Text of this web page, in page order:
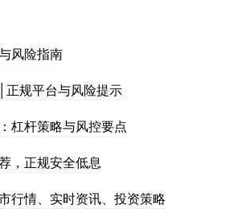
风险指南
正规平台与风险提示
杠杆策略与风控要点
，正规安全低息
行情、实时资讯、投资策略